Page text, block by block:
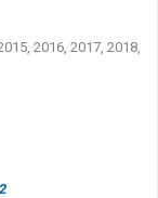
2016, 2017, 2018,